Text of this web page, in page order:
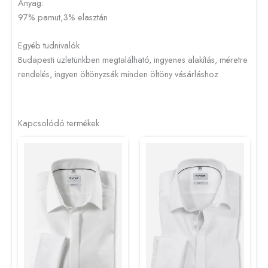
Anyag:
97% pamut,3% elasztán
Egyéb tudnivalók
Budapesti üzletünkben megtalálható, ingyenes alakítás, méretre
rendelés, ingyen öltönyzsák minden öltöny vásárláshoz
Kapcsolódó termékek